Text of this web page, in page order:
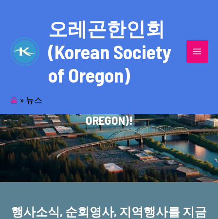
오레곤한인회
(Korean Society
of Oregon)
홈 » 뉴스
반세기의 세월을 품고 동포사회를 섬겨온
오레곤한인회(KOREAN SOCIETY OF
OREGON)!
행사소식, 순회영사, 지역행사를 지금